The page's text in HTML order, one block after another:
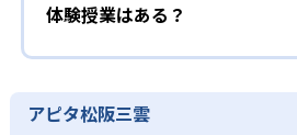
体験授業はある？
アピタ松阪三雲